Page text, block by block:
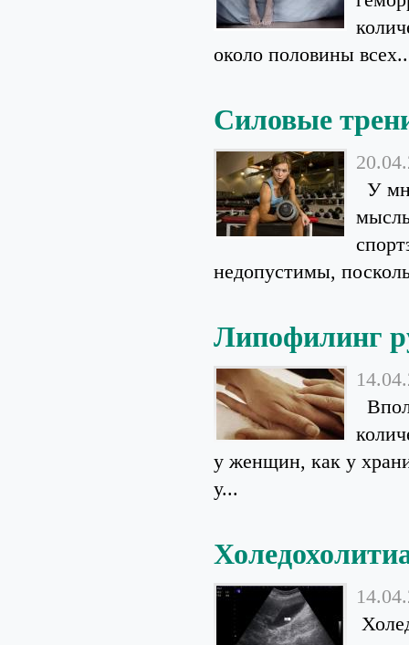
около половины
Силовые
У
недопустимы,
Липофилинг
у женщин, как у
у...